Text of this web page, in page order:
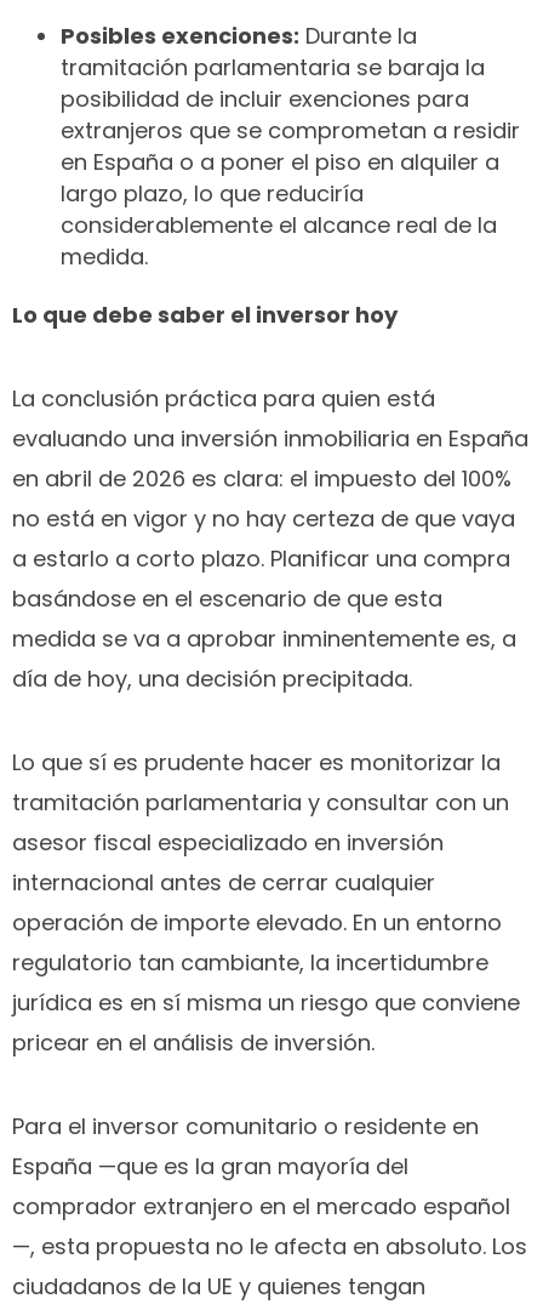
Posibles exenciones: Durante la
tramitación parlamentaria se baraja la
posibilidad de incluir exenciones para
extranjeros que se comprometan a residir
en España o a poner el piso en alquiler a
largo plazo, lo que reduciría
considerablemente el alcance real de la
medida.
Lo que debe saber el inversor hoy
La conclusión práctica para quien está
evaluando una inversión inmobiliaria en España
en abril de 2026 es clara: el impuesto del 100%
no está en vigor y no hay certeza de que vaya
a estarlo a corto plazo. Planificar una compra
basándose en el escenario de que esta
medida se va a aprobar inminentemente es, a
día de hoy, una decisión precipitada.
Lo que sí es prudente hacer es monitorizar la
tramitación parlamentaria y consultar con un
asesor fiscal especializado en inversión
internacional antes de cerrar cualquier
operación de importe elevado. En un entorno
regulatorio tan cambiante, la incertidumbre
jurídica es en sí misma un riesgo que conviene
pricear en el análisis de inversión.
Para el inversor comunitario o residente en
España —que es la gran mayoría del
comprador extranjero en el mercado español
—, esta propuesta no le afecta en absoluto. Los
ciudadanos de la UE y quienes tengan